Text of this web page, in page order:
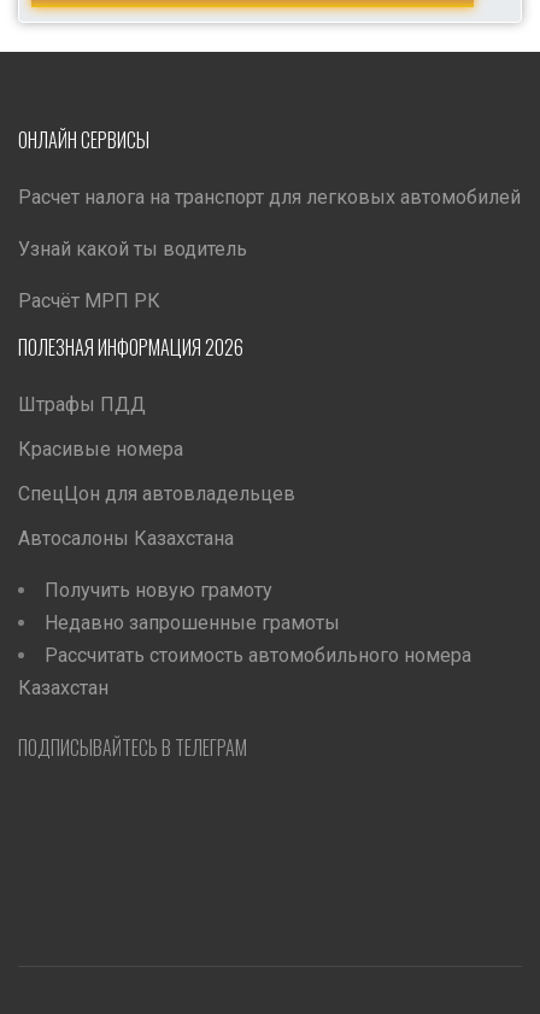
ОНЛАЙН СЕРВИСЫ
Расчет налога на транспорт для легковых автомобилей
Узнай какой ты водитель
Расчёт МРП РК
ПОЛЕЗНАЯ ИНФОРМАЦИЯ 2026
Штрафы ПДД
Красивые номера
СпецЦон для автовладельцев
Автосалоны Казахстана
Получить новую грамоту
Недавно запрошенные грамоты
Рассчитать стоимость автомобильного номера
Казахстан
ПОДПИСЫВАЙТЕСЬ В ТЕЛЕГРАМ